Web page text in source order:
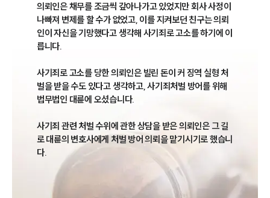
의뢰인은 채무를 조금씩 갚아나가고 있었지만 회사 사정이
나빠져 변제를 할 수가 없었고, 이를 지켜보던 친구는 의뢰
인이 자신을 기망했다고 생각해 사기죄로 고소를 하기에 이
릅니다.
사기죄로 고소를 당한 의뢰인은 빌린 돈이 커 징역 실형 처
벌을 받을 수도 있다고 생각하고, 사기죄처벌 방어를 위해
법무법인 대륜에 오셨습니다.
사기죄 관련 처벌 수위에 관한 상담을 받은 의뢰인은 그 길
로 대륜의 변호사에게 처벌 방어 의뢰을 맡기시기로 했습니
다.